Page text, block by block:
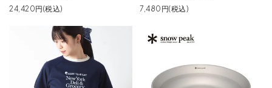
24,420円(税込)
7,480円(税込)